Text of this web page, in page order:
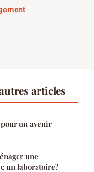
articles
un avenir
une
un laboratoire?